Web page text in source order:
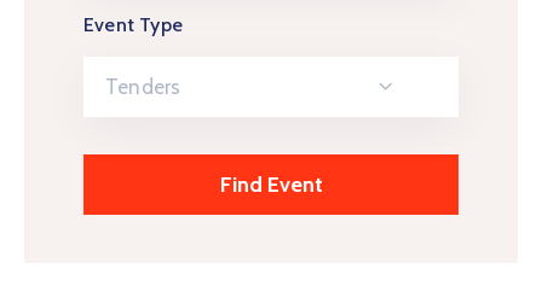
Event Type
Tenders